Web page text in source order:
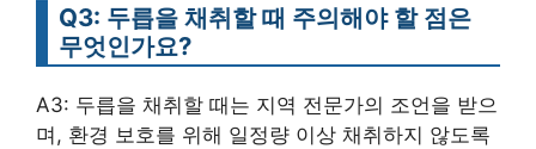
Q3: 두릅을 채취할 때 주의해야 할 점은
무엇인가요?
A3: 두릅을 채취할 때는 지역 전문가의 조언을 받으
며, 환경 보호를 위해 일정량 이상 채취하지 않도록